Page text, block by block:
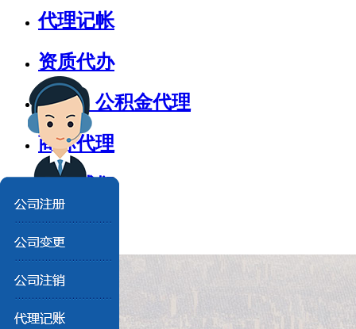
代理记帐
资质代办
社保、公积金代理
商标代理
新闻动态